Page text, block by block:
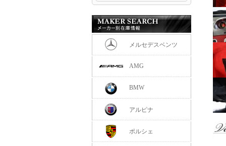
メルセデスベンツ
AMG
BMW
アルピナ
ポルシェ